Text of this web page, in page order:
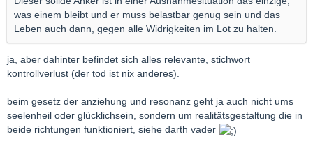
was einem bleibt und er muss belastbar genug sein und das
Leben auch dann, gegen alle Widrigkeiten im Lot zu halten.
ja, aber dahinter befindet sich alles relevante, stichwort
kontrollverlust (der tod ist nix anderes).
beim gesetz der anziehung und resonanz geht ja auch nicht ums
seelenheil oder glücklichsein, sondern um realitätsgestaltung die in
beide richtungen funktioniert, siehe darth vader